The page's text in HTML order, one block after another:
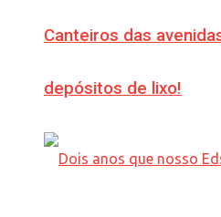
Canteiros das
depósitos de lixo!